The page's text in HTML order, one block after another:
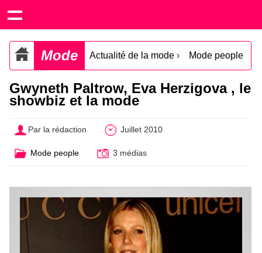
Mode Actualité de la mode › Mode people
Gwyneth Paltrow, Eva Herzigova , le
showbiz et la mode
Par la rédaction Juillet 2010
Mode people 3 médias